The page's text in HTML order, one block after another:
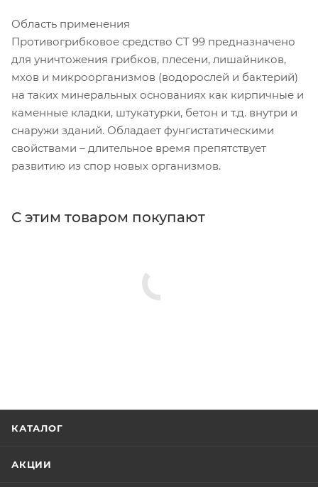
Область применения
Противогрибковое средство CT 99 предназначено
для уничтожения грибков, плесени, лишайников,
мхов и микроорганизмов (водорослей и бактерий)
на таких минеральных основаниях как кирпичные и
каменные кладки, штукатурки, бетон и т.д. внутри и
снаружи зданий. Обладает фунгистатическими
свойствами – длительное время препятствует
развитию из спор новых организмов.
С этим товаром покупают
СРЕДСТВА ЗАЩИТЫ ТРУДА